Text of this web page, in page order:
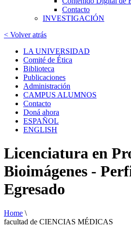
Contacto
INVESTIGACIÓN
< Volver atrás
LA UNIVERSIDAD
Comité de Ética
Biblioteca
Publicaciones
Administración
CAMPUS ALUMNOS
Contacto
Doná ahora
ESPAÑOL
ENGLISH
Licenciatura en
Bioimágenes -
Egresado
Home \
facultad de CIENCIAS MÉDICAS